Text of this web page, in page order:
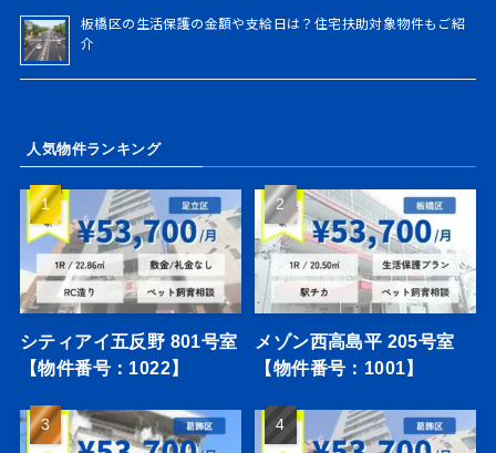
板橋区の生活保護の金額や支給日は？住宅扶助対象物件もご紹
介
人気物件ランキング
シティアイ五反野 801号室
【物件番号：1022】
メゾン西高島平 205号室
【物件番号：1001】